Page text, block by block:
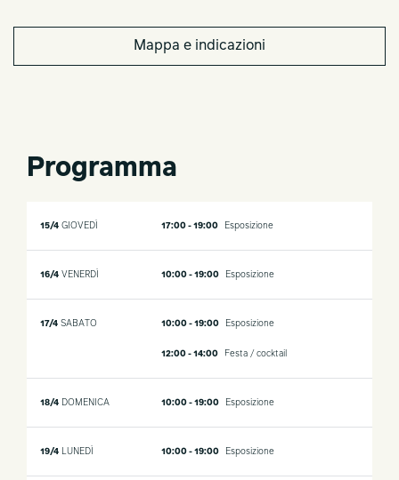
Mappa e indicazioni
Programma
15/4 GIOVEDÌ 17:00 - 19:00 Esposizione
16/4 VENERDÌ 10:00 - 19:00 Esposizione
17/4 SABATO 10:00 - 19:00 Esposizione
12:00 - 14:00 Festa / cocktail
18/4 DOMENICA 10:00 - 19:00 Esposizione
19/4 LUNEDÌ 10:00 - 19:00 Esposizione